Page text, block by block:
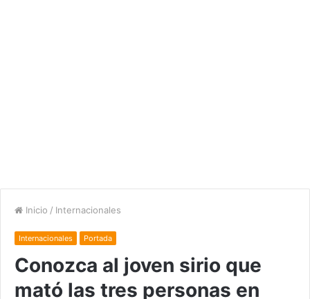
Inicio / Internacionales
Internacionales Portada
Conozca al joven sirio que
mató las tres personas en